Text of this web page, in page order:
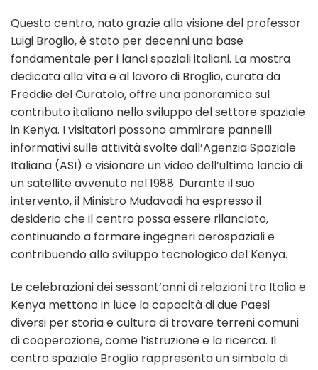
Questo centro, nato grazie alla visione del professor
Luigi Broglio, è stato per decenni una base
fondamentale per i lanci spaziali italiani. La mostra
dedicata alla vita e al lavoro di Broglio, curata da
Freddie del Curatolo, offre una panoramica sul
contributo italiano nello sviluppo del settore spaziale
in Kenya. I visitatori possono ammirare pannelli
informativi sulle attività svolte dall’Agenzia Spaziale
Italiana (ASI) e visionare un video dell’ultimo lancio di
un satellite avvenuto nel 1988. Durante il suo
intervento, il Ministro Mudavadi ha espresso il
desiderio che il centro possa essere rilanciato,
continuando a formare ingegneri aerospaziali e
contribuendo allo sviluppo tecnologico del Kenya.
Le celebrazioni dei sessant’anni di relazioni tra Italia e
Kenya mettono in luce la capacità di due Paesi
diversi per storia e cultura di trovare terreni comuni
di cooperazione, come l’istruzione e la ricerca. Il
centro spaziale Broglio rappresenta un simbolo di